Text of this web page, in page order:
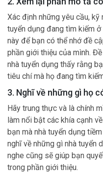
Xác định những yêu cầu, kỹ
tuyển dụng đang tìm kiếm
này để bạn có thể nhớ đề
phần giới thiệu của mình.
nhà tuyển dụng thấy rằng
tiêu chí mà họ đang tìm
3. Nghĩ về những gì họ
Hãy trung thực và là chính
làm nổi bật các khía cạnh
bạn mà nhà tuyển dụng
nghĩ về những gì nhà tuyển
nghe cũng sẽ giúp bạn
trong phần giới thiệu.